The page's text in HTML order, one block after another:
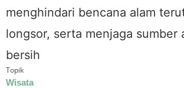
menghindari bencana alam
longsor, serta menjaga sumber
bersih
Topik
Wisata